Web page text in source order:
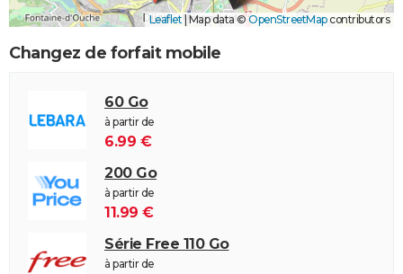
Leaflet|Map data ©OpenStreetMapcontributors
Changez de forfait mobile
60 Go
à partir de
6.99 €
200 Go
à partir de
11.99 €
Série Free 110 Go
à partir de